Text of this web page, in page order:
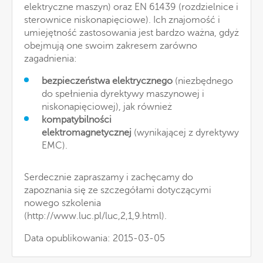
elektryczne maszyn) oraz EN 61439 (rozdzielnice i
sterownice niskonapięciowe). Ich znajomość i
umiejętność zastosowania jest bardzo ważna, gdyż
obejmują one swoim zakresem zarówno
zagadnienia:
bezpieczeństwa elektrycznego (niezbędnego
do spełnienia dyrektywy maszynowej i
niskonapięciowej), jak również
kompatybilności
elektromagnetycznej (wynikającej z dyrektywy
EMC).
Serdecznie zapraszamy i zachęcamy do
zapoznania się ze szczegółami dotyczącymi
nowego szkolenia
(http://www.luc.pl/luc,2,1,9.html).
Data opublikowania: 2015-03-05